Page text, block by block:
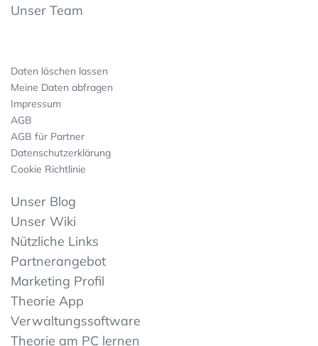
Unser Team
Daten löschen lassen
Meine Daten abfragen
Impressum
AGB
AGB für Partner
Datenschutzerklärung
Cookie Richtlinie
Unser Blog
Unser Wiki
Nützliche Links
Partnerangebot
Marketing Profil
Theorie App
Verwaltungssoftware
Theorie am PC lernen